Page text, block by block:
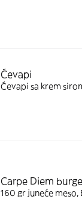
Ćevapi
Ćevapi sa
Carpe Diem
160 gr juneće meso,